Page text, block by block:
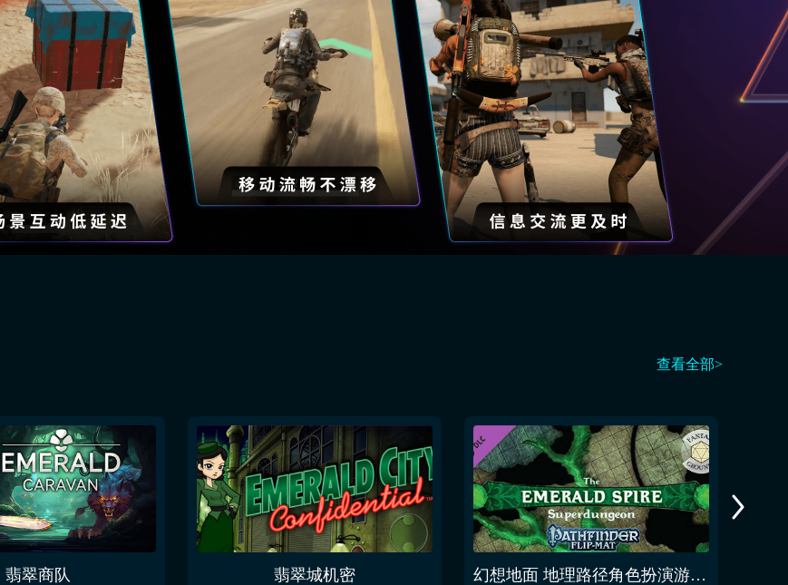
查看全部>
翡翠商队 翡翠城机密 幻想地面 地理路径角色扮演游戏 翡翠尖塔超级地牢翻转垫多包